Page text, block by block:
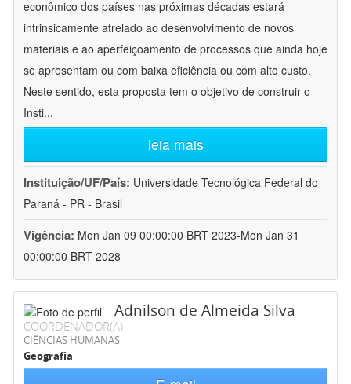
econômico dos países nas próximas décadas estará
intrinsicamente atrelado ao desenvolvimento de novos
materiais e ao aperfeiçoamento de processos que ainda hoje
se apresentam ou com baixa eficiência ou com alto custo.
Neste sentido, esta proposta tem o objetivo de construir o
Insti...
leia mais
Instituição/UF/País: Universidade Tecnológica Federal do
Paraná - PR - Brasil
Vigência: Mon Jan 09 00:00:00 BRT 2023-Mon Jan 31
00:00:00 BRT 2028
Adnilson de Almeida Silva
COORDENADOR(A)
CIÊNCIAS HUMANAS
Geografia